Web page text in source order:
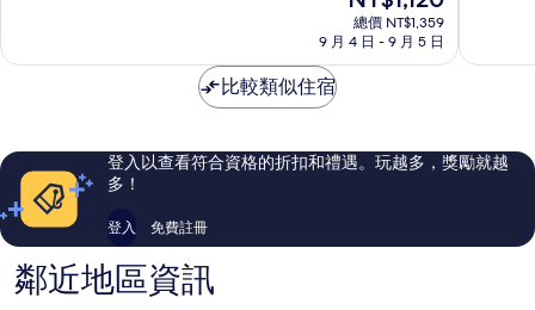
中
不
則
評
在
價
總價 NT$1,359
9 月 4 日 - 9 月 5 日
那
心
不
則
評
比較類似住宿
登入以查看符合資格的折扣和禮遇。玩越多，獎勵就越
多！
登入 免費註冊
鄰近地區資訊